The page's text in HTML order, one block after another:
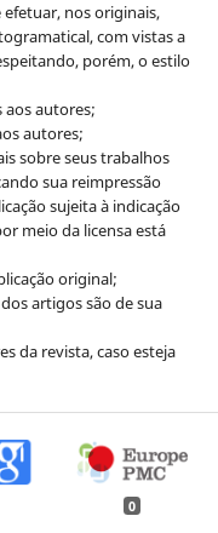
nos originais,
com vistas a
porém, o estilo
aos autores;
autores;
sobre seus trabalhos
sua reimpressão
sujeita à indicação
meio da licensa está
original;
artigos são de sua
da revista, caso esteja
0